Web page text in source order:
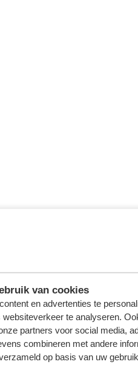
van cookies
en advertenties te
te analyseren.
partners voor social media,
combineren met andere
op basis van uw